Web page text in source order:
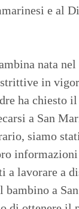
e al
nata
in
ha chiesto
a San
siamo
a lavorare a
bambino a